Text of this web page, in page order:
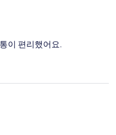
이 편리했어요.